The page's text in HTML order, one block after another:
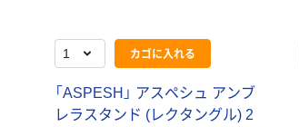
カゴに入れる
「ASPESH」 アスペシュ アンブ
レラスタンド (レクタングル) 2